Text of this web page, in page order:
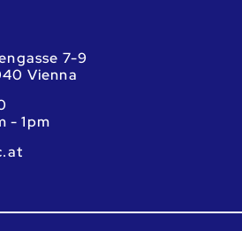
7-9
Vienna
- 1pm